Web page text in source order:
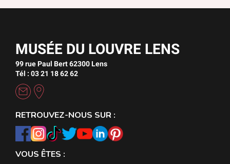
MUSÉE DU LOUVRE LENS
99 rue Paul Bert 62300 Lens
Tél : 03 21 18 62 62
RETROUVEZ-NOUS SUR :
VOUS ÊTES :